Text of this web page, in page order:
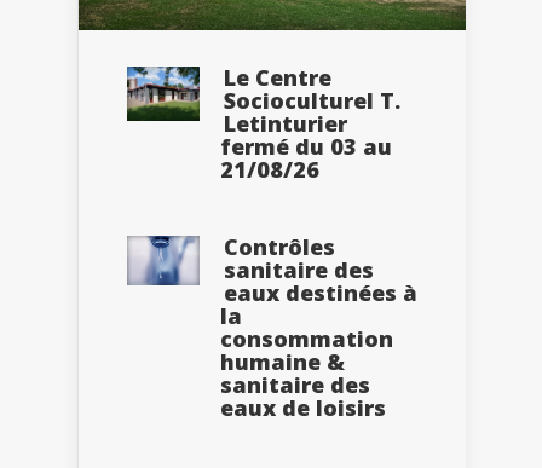
Le Centre
Socioculturel T.
Letinturier
fermé du 03 au
21/08/26
Contrôles
sanitaire des
eaux destinées à
la
consommation
humaine &
sanitaire des
eaux de loisirs